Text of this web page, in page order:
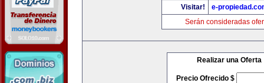
Visitar!
e-
Serán consideradas
Realizar una Oferta
Precio Ofrecido $